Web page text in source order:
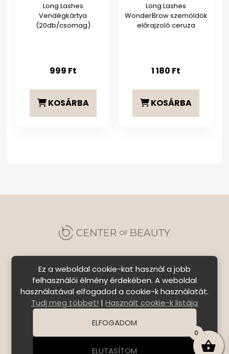
Long Lashes
Vendégkártya
(20db/csomag)
999 Ft
KOSÁRBA
Long Lashes
WonderBrow szemöldök
előrajzoló ceruza
1 180 Ft
KOSÁRBA
Szállítási feltételek|Általános Szerződési
Feltételek|Bejelentkezés
© Copyright 2026 C E N T E R o f B E A U T Y | All Rights
Reserved. | Designed byASSEMBLY
Ez a weboldal cookie-kat használ a jobb
felhasználói élmény érdekében. A weboldal
használatával elfogadod a cookie-k használatát.
Tudj meg többet! | Használt cookie-k listája
ELFOGADOM
ELUTASÍTOM
0